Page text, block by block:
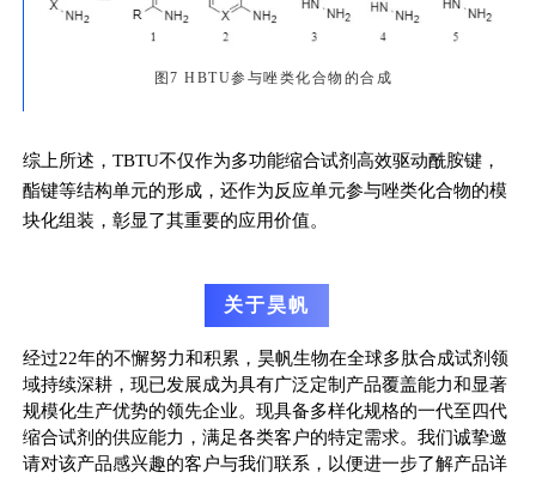
图7 HBTU参与唑类化合物的合成
综上所述，TBTU不仅作为多功能缩合试剂高效驱动酰胺键，
酯键等结构单元的形成，还作为反应单元参与唑类化合物的模
块化组装，彰显了其重要的应用价值。
关于昊帆
经过22年的不懈努力和积累，昊帆生物在全球多肽合成试剂领
域持续深耕，现已发展成为具有广泛定制产品覆盖能力和显著
规模化生产优势的领先企业。现具备多样化规格的一代至四代
缩合试剂的供应能力，满足各类客户的特定需求。我们诚挚邀
请对该产品感兴趣的客户与我们联系，以便进一步了解产品详